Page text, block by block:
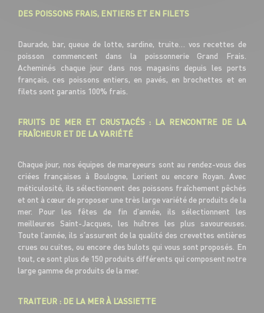
DES POISSONS FRAIS, ENTIERS ET EN FILETS
Daurade, bar, queue de lotte, sardine, truite… vos recettes de
poisson commencent dans la poissonnerie Grand Frais.
Acheminés chaque jour dans nos magasins depuis les ports
français, ces poissons entiers, en pavés, en brochettes et en
filets sont garantis 100% frais.
FRUITS DE MER ET CRUSTACÉS : LA RENCONTRE DE LA
FRAÎCHEUR ET DE LA VARIÉTÉ
Chaque jour, nos équipes de mareyeurs sont au rendez-vous des
criées françaises à Boulogne, Lorient ou encore Royan. Avec
méticulosité, ils sélectionnent des poissons fraîchement pêchés
et ont à cœur de proposer une très large variété de produits de la
mer. Pour les fêtes de fin d’année, ils sélectionnent les
meilleures Saint-Jacques, les huîtres les plus savoureuses.
Toute l’année, ils s’assurent de la qualité des crevettes entières
crues ou cuites, ou encore des bulots qui vous sont proposés. En
tout, ce sont plus de 150 produits différents qui composent notre
large gamme de produits de la mer.
TRAITEUR : DE LA MER À L’ASSIETTE